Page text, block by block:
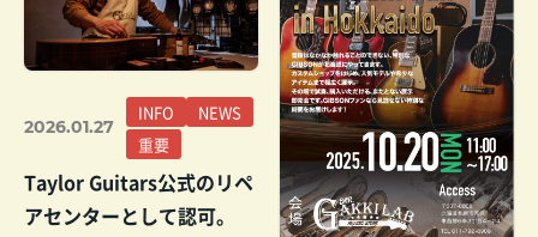
2026.01.27
INFO
NEWS
重要
Taylor Guitars公式のリペ
アセンターとして認可。